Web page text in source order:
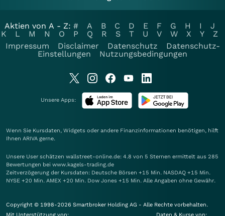
Aktien von A - Z: # A B C D E F G H I
J
K
L M N O P Q R S T U V W X Y
Z
Impressum
Disclaimer Datenschutz
Datenschutz-
Einstellungen
Nutzungsbedingungen
Unsere Apps:
Wenn Sie Kursdaten, Widgets oder andere Finanzinformationen benötigen, hilft
Ihnen ARIVA gerne.
Unsere User schätzen wallstreet-online.de: 4.8 von 5 Sternen ermittelt aus 285
Bewertungen bei www.kagels-trading.de
Zeitverzögerung der Kursdaten: Deutsche Börsen +15 Min. NASDAQ +15 Min.
NYSE +20 Min. AMEX +20 Min. Dow Jones +15 Min. Alle Angaben ohne Gewähr.
Copyright © 1998-2026 Smartbroker Holding AG - Alle Rechte vorbehalten.